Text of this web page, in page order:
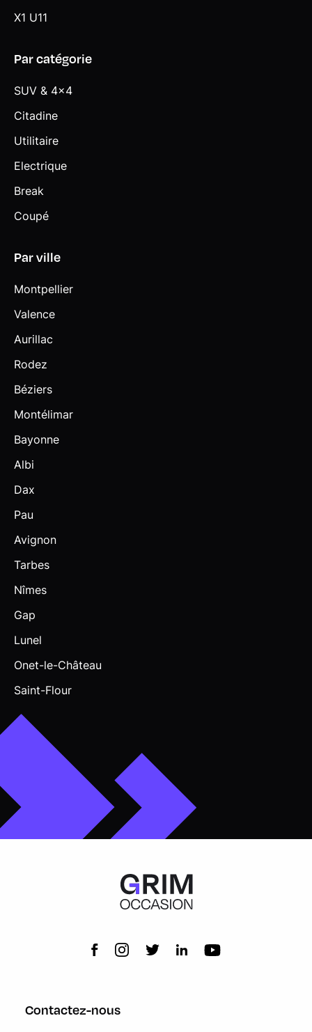
X1 U11
Par catégorie
SUV & 4x4
Citadine
Utilitaire
Electrique
Break
Coupé
Par ville
Montpellier
Valence
Aurillac
Rodez
Béziers
Montélimar
Bayonne
Albi
Dax
Pau
Avignon
Tarbes
Nîmes
Gap
Lunel
Onet-le-Château
Saint-Flour
Contactez-nous